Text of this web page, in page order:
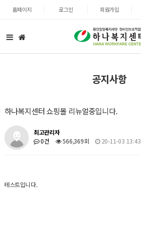
홈페이지 로그인 회원가입
공지사항
하나복지센터 쇼핑몰 리뉴얼중입니다.
최고관리자
0건
566,369회 20-11-03 13:43
테스트입니다.